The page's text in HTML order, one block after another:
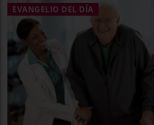
EVANGELIO DEL DÍA